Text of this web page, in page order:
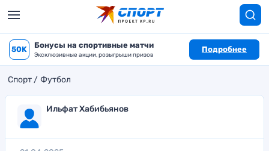
50K Бонусы на спортивные матчи
Эксклюзивные акции, розыгрыши призов
Подробнее
Спорт Футбол
Ильфат Хабибьянов